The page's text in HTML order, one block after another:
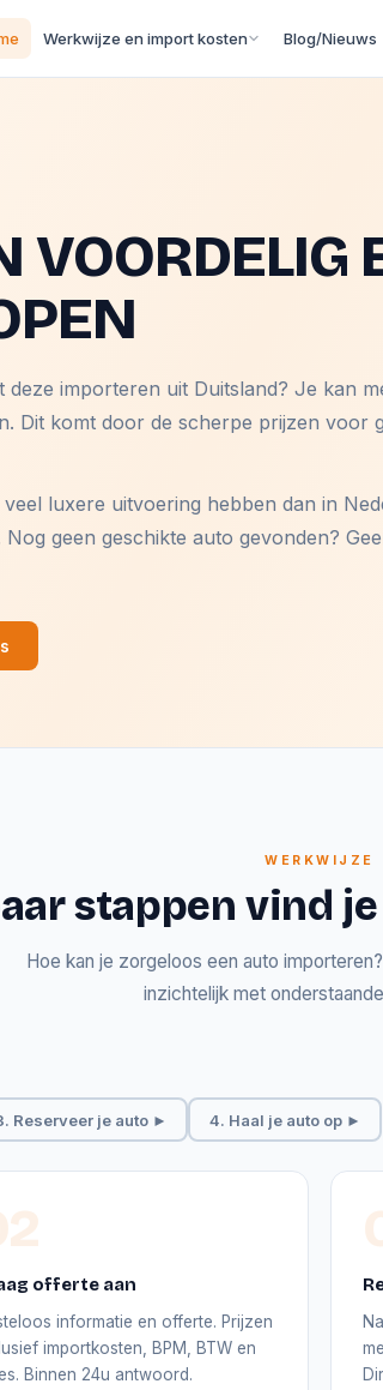
Werkwijze en import kosten Blog/Nieuws
VOORDELIG
importeren uit Duitsland? Je kan
Dit komt door de scherpe prijzen voor
luxere uitvoering hebben dan in
geen geschikte auto gevonden?
WERKWIJZE
stappen vind
Hoe kan je zorgeloos een auto
inzichtelijk met
Reserveer je auto ► 4. Haal je auto op ►
offerte aan
informatie en offerte. Prijzen
importkosten, BPM, BTW en
Binnen 24u antwoord.